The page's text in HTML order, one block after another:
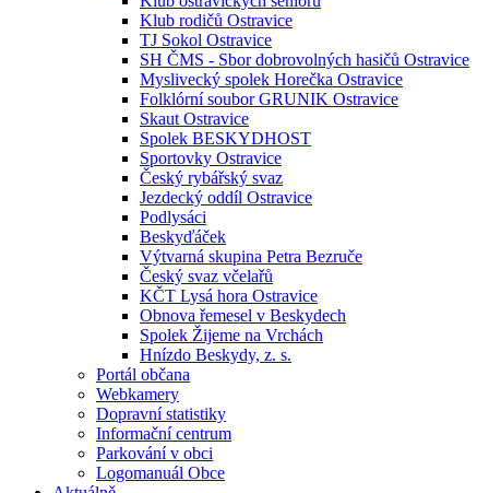
Klub rodičů Ostravice
TJ Sokol Ostravice
SH ČMS - Sbor dobrovolných hasičů Ostravice
Myslivecký spolek Horečka Ostravice
Folklórní soubor GRUNIK Ostravice
Skaut Ostravice
Spolek BESKYDHOST
Sportovky Ostravice
Český rybářský svaz
Jezdecký oddíl Ostravice
Podlysáci
Beskyďáček
Výtvarná skupina Petra Bezruče
Český svaz včelařů
KČT Lysá hora Ostravice
Obnova řemesel v Beskydech
Spolek Žijeme na Vrchách
Hnízdo Beskydy, z. s.
Portál občana
Webkamery
Dopravní statistiky
Informační centrum
Parkování v obci
Logomanuál Obce